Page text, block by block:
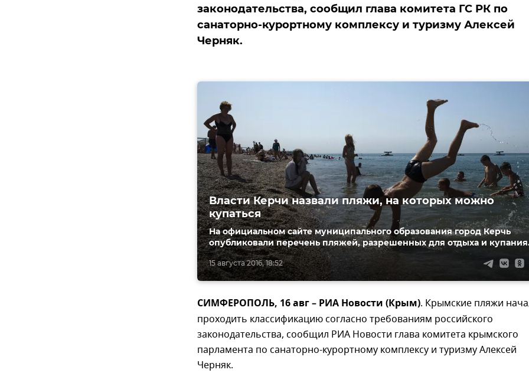
законодательства, сообщил глава комитета ГС РК по
санаторно-курортному комплексу и туризму Алексей
Черняк.
15 августа 2016, 18:52
Власти Керчи назвали пляжи, на которых можно
купаться
На официальном сайте муниципального образования город Керчь
опубликовали перечень пляжей, разрешенных для отдыха и
СИМФЕРОПОЛЬ, 16 авг – РИА Новости (Крым). Крымские пляжи
проходить классификацию согласно требованиям российского
законодательства, сообщил РИА Новости глава комитета крымского
парламента по санаторно-курортному комплексу и туризму Алексей
Черняк.